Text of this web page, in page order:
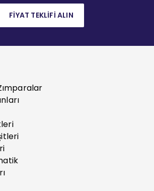
FİYAT TEKLİFİ ALIN